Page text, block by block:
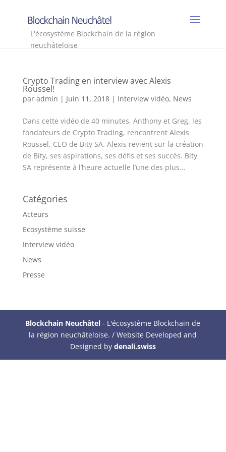
L'écosystème Blockchain de la région
neuchâteloise
Crypto Trading en interview avec Alexis
Roussel!
par admin | Juin 11, 2018| Interview vidéo, News
Dans cette vidéo de 40 minutes, Anthony et Greg, les
fondateurs de Crypto Trading, rencontrent Alexis
Roussel, CEO de Bity SA. Alexis revient sur la création
de Bity, ses aspirations, ses défis et ses succès. Bity
SA représente à l’heure actuelle l’une des plus...
Catégories
Acteurs
Ecosystème suisse
Interview vidéo
News
Presse
Blockchain Neuchâtel - L'écosystème Blockchain de
la région neuchâteloise. / Website Developed and
Designed by denali.swiss